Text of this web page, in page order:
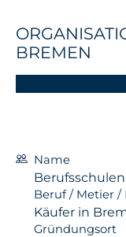
BREMEN
Name
Beruf / Metier /
Käufer in
Gründungsort